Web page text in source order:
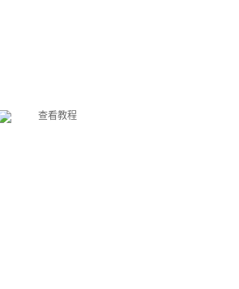
查看教程